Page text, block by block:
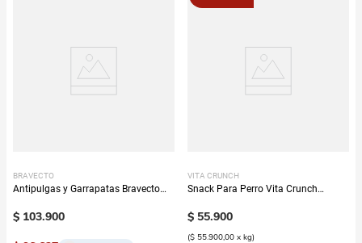
BRAVECTO
Antipulgas y Garrapatas Bravecto
$ 103.900
VITA CRUNCH
Snack Para Perro Vita Crunch
$ 55.900
($ 55.900,00 x kg)